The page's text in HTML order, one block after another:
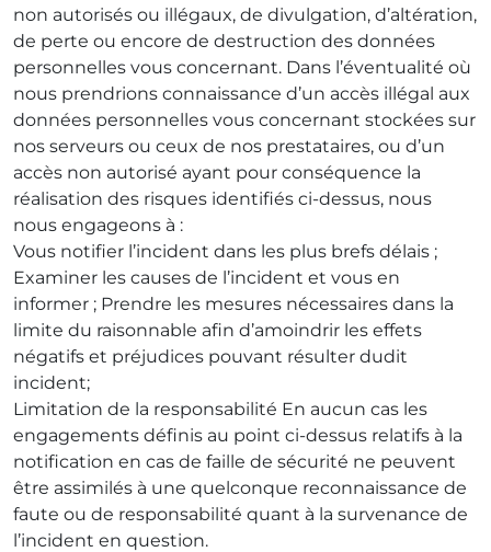
non autorisés ou illégaux, de divulgation, d’altération,
de perte ou encore de destruction des données
personnelles vous concernant. Dans l’éventualité où
nous prendrions connaissance d’un accès illégal aux
données personnelles vous concernant stockées sur
nos serveurs ou ceux de nos prestataires, ou d’un
accès non autorisé ayant pour conséquence la
réalisation des risques identifiés ci-dessus, nous
nous engageons à :
Vous notifier l’incident dans les plus brefs délais ;
Examiner les causes de l’incident et vous en
informer ; Prendre les mesures nécessaires dans la
limite du raisonnable afin d’amoindrir les effets
négatifs et préjudices pouvant résulter dudit
incident;
Limitation de la responsabilité En aucun cas les
engagements définis au point ci-dessus relatifs à la
notification en cas de faille de sécurité ne peuvent
être assimilés à une quelconque reconnaissance de
faute ou de responsabilité quant à la survenance de
l’incident en question.